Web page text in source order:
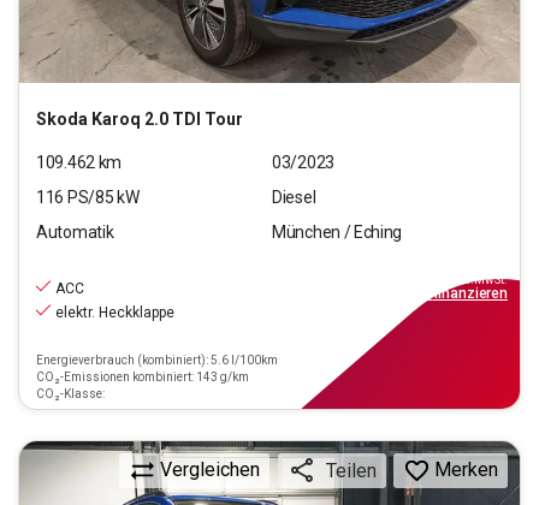
Skoda Karoq 2.0 TDI Tour
109.462 km
03/2023
116 PS/85 kW
Diesel
Automatik
München / Eching
ACC
elektr. Heckklappe
Energieverbrauch (kombiniert): 5.6 l/100km
CO₂-Emissionen kombiniert: 143 g/km
CO₂-Klasse:
inkl.MwSt.
finanzieren
Vergleichen Teilen Merken